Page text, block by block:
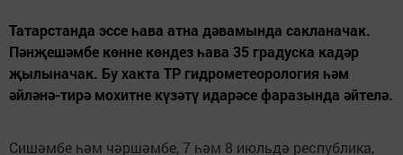
Татарстанда эссе һава атна дәвамында сакланачак.
Пәнҗешәмбе көнне көндез һава 35 градуска кадәр
җылыначак. Бу хакта ТР гидрометеорология һәм
әйләнә-тирә мохитне күзәтү идарәсе фаразында әйтелә.
Сишәмбе һәм чәршәмбе, 7 һәм 8 июльдә республика,